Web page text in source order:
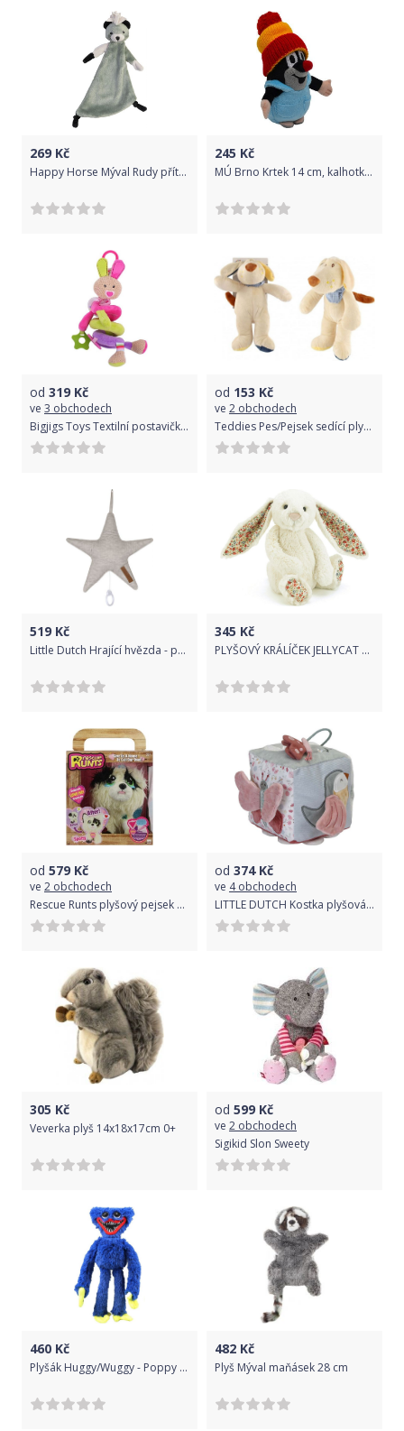
269 Kč
Happy Horse Mýval Rudy přítulka velikost: 26 cm
245 Kč
MÚ Brno Krtek 14 cm, kalhotky, kulich červeno-žlutý
od 319 Kč
ve 3 obchodech
Bigjigs Toys Textilní postavička spirála Bigjigs Baby Králíček Bella
od 153 Kč
ve 2 obchodech
Teddies Pes/Pejsek sedící plyš 25cm na kartě v sáčku 0+
519 Kč
Little Dutch Hrající hvězda - pure grey
345 Kč
PLYŠOVÝ KRÁLÍČEK JELLYCAT S KYTIČKAMI, CREAM, 18 CM
od 579 Kč
ve 2 obchodech
Rescue Runts plyšový pejsek Šmudlík Dalmatin 18cm
od 374Kč
ve 4 obchodech
LITTLE DUTCH Kostka plyšová Květiny a motýli
305 Kč
Veverka plyš 14x18x17cm 0+
od 599 Kč
ve 2 obchodech
Sigikid Slon Sweety
460 Kč
Plyšák Huggy/Wuggy - Poppy Playtime 40 cm
482 Kč
Plyš Mýval maňásek 28 cm